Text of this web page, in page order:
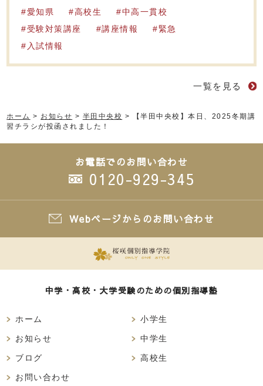
愛知県
高校生
中高一貫校
受験対策講座
講座情報
緊急
入試情報
一覧を見る
ホーム > お知らせ > 半田中央校 >
【半田中央校】本日、2025冬期講
習チラシが投函されました！
お電話でのお問い合わせ
0120-929-345
Webページからのお問い合わせ
中学・高校・大学受験のための個別指導塾
ホーム
お知らせ
ブログ
お問い合わせ
小学生
中学生
高校生